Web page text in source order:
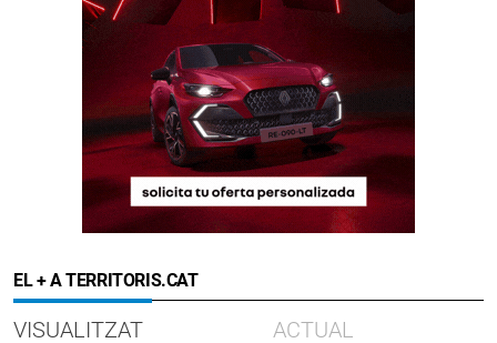
EL + A TERRITORIS.CAT
VISUALITZAT ACTUAL